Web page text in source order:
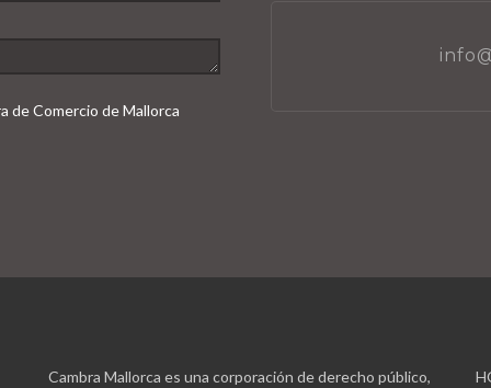
de Comercio de Mallorca
Cambra Mallorca es una corporación de derecho público,